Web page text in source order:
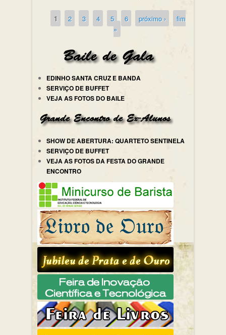
Páginas
1 2 3 4 5 6 próximo ›
fim
»
EDINHO SANTA CRUZ E BANDA
SERVIÇO DE BUFFET
VEJA AS FOTOS DO BAILE
SHOW DE ABERTURA: QUARTETO SENTINELA
SERVIÇO DE BUFFET
VEJA AS FOTOS DA FESTA DO GRANDE
ENCONTRO